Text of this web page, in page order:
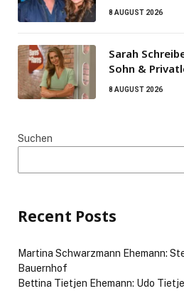
8 AUGUST 2026
Sarah
Sohn &
8 AUGUST 2026
Suchen
Recent Posts
Martina Schwarzmann Ehemann:
Bauernhof
Bettina Tietjen Ehemann: Udo